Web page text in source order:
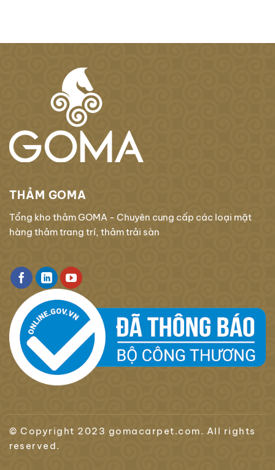
THẢM GOMA
Tổng kho thảm GOMA - Chuyên cung cấp các loại mặt
hàng thảm trang trí, thảm trải sàn
© Copyright 2023 gomacarpet.com. All rights
reserved.